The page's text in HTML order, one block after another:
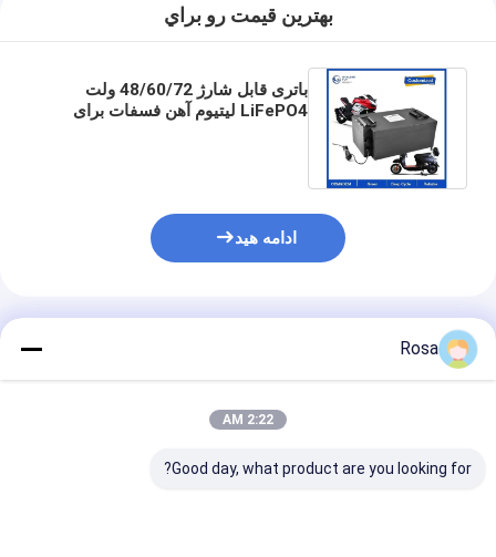
بهترين قيمت رو براي
باتری قابل شارژ 48/60/72 ولت
LiFePO4 لیتیوم آهن فسفات برای
ادامه هید
محصولات توصیه شده
Rosa
2:22 AM
Good day, what product are you looking for?